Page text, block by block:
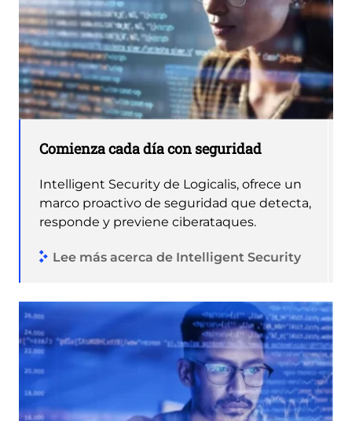
Comienza cada día con seguridad
Intelligent Security de Logicalis, ofrece un
marco proactivo de seguridad que detecta,
responde y previene ciberataques.
Lee más acerca de Intelligent Security